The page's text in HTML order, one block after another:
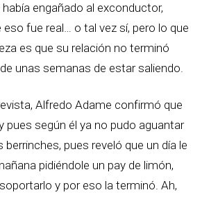
había engañado al exconductor,
eso fue real… o tal vez sí, pero lo que
es que su relación no terminó
unas semanas de estar saliendo.
Alfredo Adame confirmó que
pues según él ya no pudo aguantar
pues reveló que un día le
pidiéndole un pay de limón,
y por eso la terminó. Ah,